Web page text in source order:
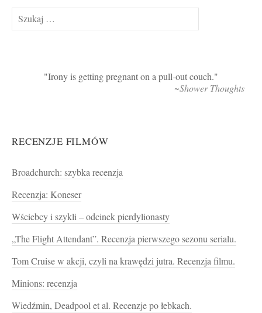
Szukaj:
Irony is getting pregnant on a pull-out couch.
~Shower Thoughts
RECENZJE FILMÓW
Broadchurch: szybka recenzja
Recenzja: Koneser
Wściebcy i szykli – odcinek pierdylionasty
„The Flight Attendant”. Recenzja pierwszego sezonu serialu.
Tom Cruise w akcji, czyli na krawędzi jutra. Recenzja filmu.
Minions: recenzja
Wiedźmin, Deadpool et al. Recenzje po łebkach.